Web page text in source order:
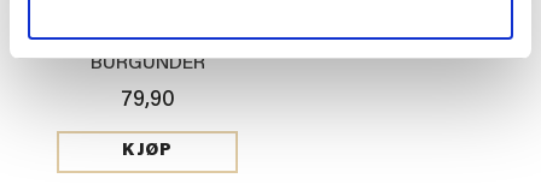
SKÅL MIA 11CM,
BURGUNDER
79,90
KJØP